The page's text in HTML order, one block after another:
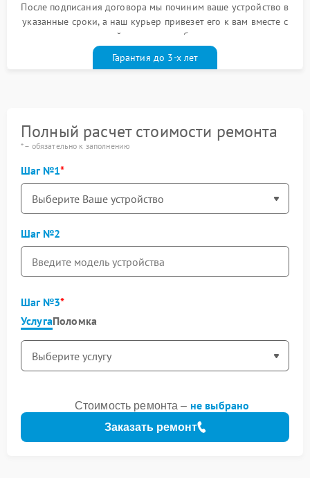
После подписания договора мы починим ваше устройство в
указанные сроки, а наш курьер привезет его к вам вместе с
гарантийным талоном бесплатно
Гарантия до 3-х лет
Полный расчет стоимости ремонта
* – обязательно к заполнению
Шаг №1
Шаг №2
Шаг №3
УслугаПоломка
Заказать ремонт
Стоимость ремонта – не выбрано